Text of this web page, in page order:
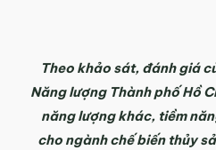
Theo khảo sát, đánh giá
Năng lượng Thành phố Hồ
năng lượng khác, tiềm
cho ngành chế biến thủy